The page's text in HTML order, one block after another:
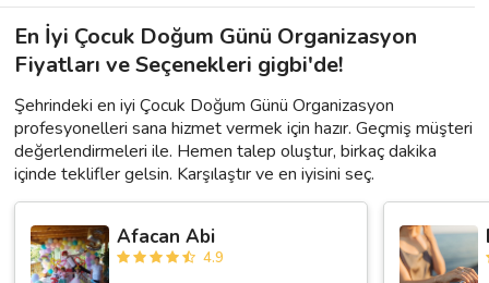
En İyi Çocuk Doğum Günü Organizasyon
Fiyatları ve Seçenekleri gigbi'de!
Şehrindeki en iyi Çocuk Doğum Günü Organizasyon
profesyonelleri sana hizmet vermek için hazır. Geçmiş müşteri
değerlendirmeleri ile. Hemen talep oluştur, birkaç dakika
içinde teklifler gelsin. Karşılaştır ve en iyisini seç.
Afacan Abi
4.9